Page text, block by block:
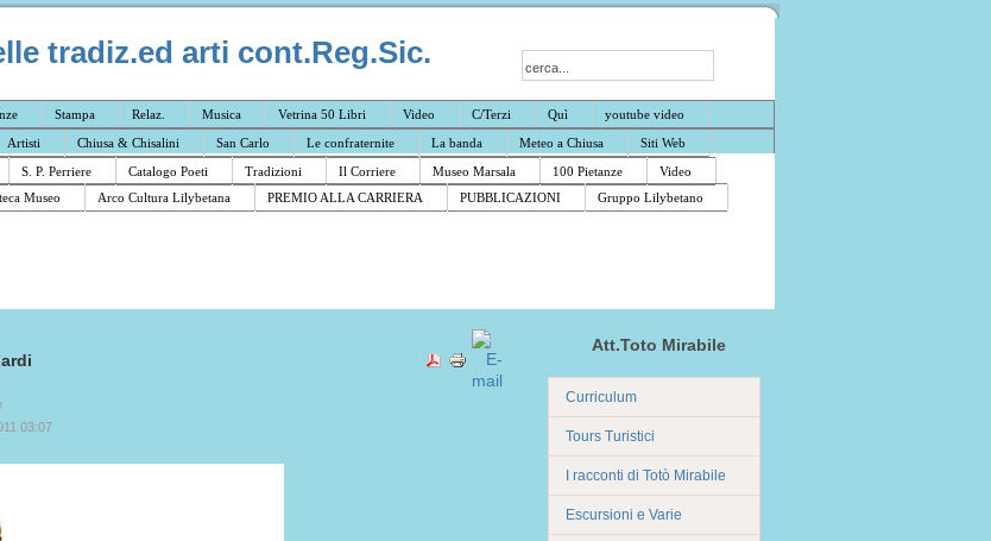
tradiz.ed arti cont.Reg.Sic.
Stampa Relaz. Musica Vetrina 50 Libri Video C/Terzi Quì
youtube video
Artisti Chiusa & Chisalini San Carlo Le confraternite La banda Meteo a Chiusa
Siti Web
S. P. Perriere Catalogo Poeti Tradizioni Il Corriere Museo Marsala 100 Pietanze
Video
Museo Arco Cultura Lilybetana PREMIO ALLA CARRIERA PUBBLICAZIONI Gruppo Lilybetano
03:07
Att.Toto Mirabile
Curriculum
Tours Turistici
I racconti di Totò Mirabile
Escursioni e Varie